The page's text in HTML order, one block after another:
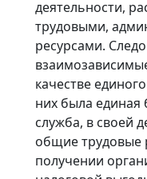
деятельности,
трудовыми,
ресурсами.
качестве
них была единая
служба, в своей
общие трудовые
получении